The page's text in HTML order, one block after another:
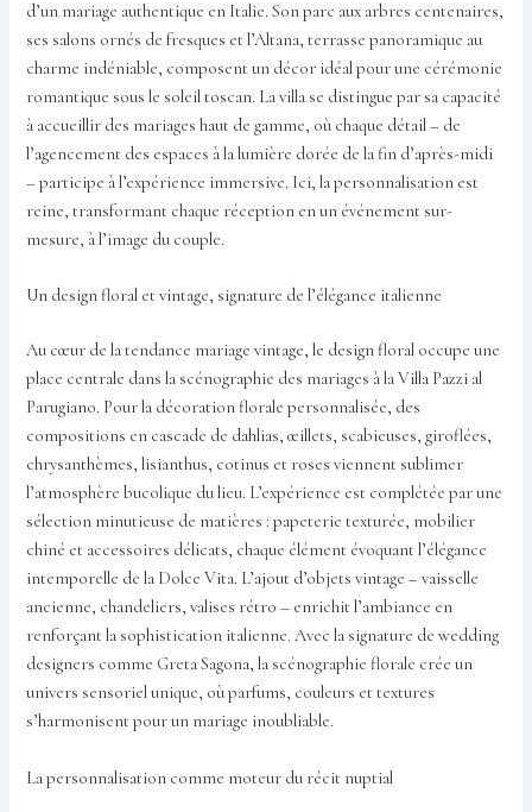
d’un mariage authentique en Italie. Son parc aux arbres centenaires,
ses salons ornés de fresques et l’Altana, terrasse panoramique au
charme indéniable, composent un décor idéal pour une cérémonie
romantique sous le soleil toscan. La villa se distingue par sa capacité
à accueillir des mariages haut de gamme, où chaque détail – de
l’agencement des espaces à la lumière dorée de la fin d’après-midi
– participe à l’expérience immersive. Ici, la personnalisation est
reine, transformant chaque réception en un événement sur-
mesure, à l’image du couple.
Un design floral et vintage, signature de l’élégance italienne
Au cœur de la tendance mariage vintage, le design floral occupe une
place centrale dans la scénographie des mariages à la Villa Pazzi al
Parugiano. Pour la décoration florale personnalisée, des
compositions en cascade de dahlias, œillets, scabieuses, giroflées,
chrysanthèmes, lisianthus, cotinus et roses viennent sublimer
l’atmosphère bucolique du lieu. L’expérience est complétée par une
sélection minutieuse de matières : papeterie texturée, mobilier
chiné et accessoires délicats, chaque élément évoquant l’élégance
intemporelle de la Dolce Vita. L’ajout d’objets vintage – vaisselle
ancienne, chandeliers, valises rétro – enrichit l’ambiance en
renforçant la sophistication italienne. Avec la signature de wedding
designers comme Greta Sagona, la scénographie florale crée un
univers sensoriel unique, où parfums, couleurs et textures
s’harmonisent pour un mariage inoubliable.
La personnalisation comme moteur du récit nuptial